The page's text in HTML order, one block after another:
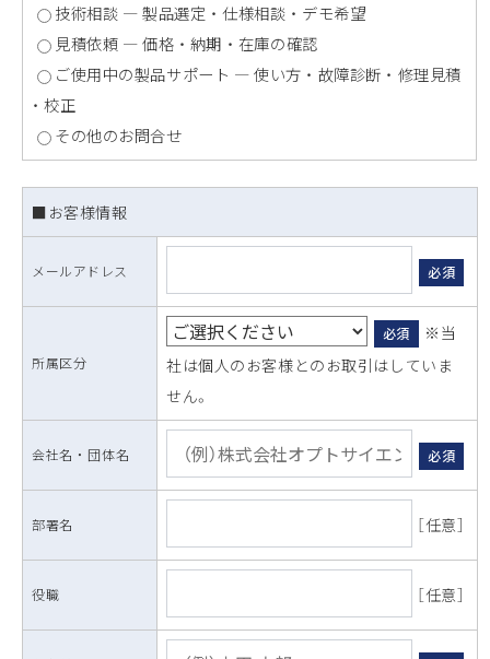
技術相談 ― 製品選定 ・ 仕様相談 ・ デモ希望
見積依頼 ― 価格 ・ 納期 ・ 在庫の確認
ご使用中の製品サポート ― 使い方 ・ 故障診断 ・ 修理見積
・ 校正
その他のお問合せ
■お客様情報
メールアドレス 必須
所属区分
必須
※当
社は個人のお客様とのお取引はしていま
せん。
会社名 ・ 団体名 必須
部署名 ［任意］
役職 ［任意］